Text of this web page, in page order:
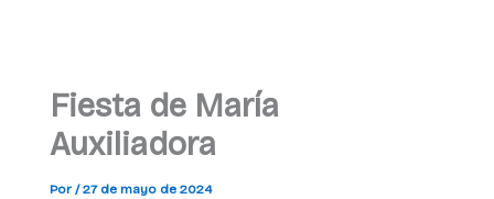
Fiesta de María
Auxiliadora
Por /27 de mayo de 2024